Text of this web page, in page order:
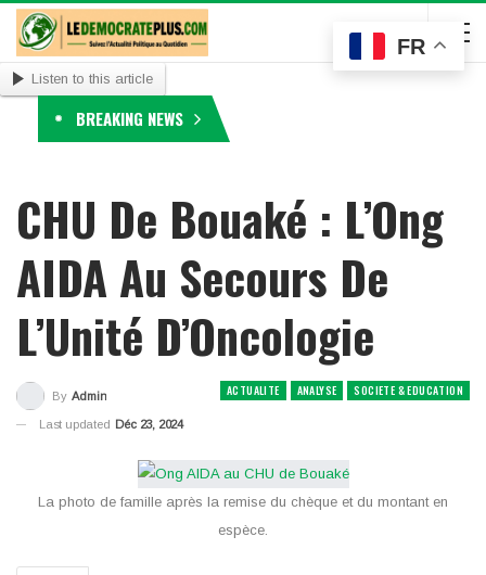
Listen to this article
BREAKING NEWS
CHU De Bouaké : L’Ong
AIDA Au Secours De
L’Unité D’Oncologie
ACTUALITE ANALYSE SOCIETE & EDUCATION
By Admin
Last updated Déc 23, 2024
La photo de famille après la remise du chèque et du montant en
espèce.
FR